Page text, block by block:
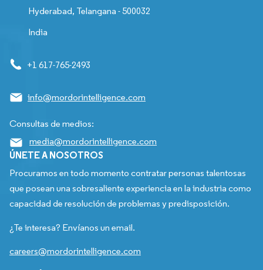
Hyderabad, Telangana - 500032
India
+1 617-765-2493
info@mordorintelligence.com
Consultas de medios:
media@mordorintelligence.com
ÚNETE A NOSOTROS
Procuramos en todo momento contratar personas talentosas
que posean una sobresaliente experiencia en la industria como
capacidad de resolución de problemas y predisposición.
¿Te interesa? Envíanos un email.
careers@mordorintelligence.com